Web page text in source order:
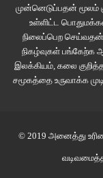
முன்னெடுப்பதன்
உள்ளிட்ட
நிலைப்பெற
நிகழ்வுகள் பங்கேற்க
இலக்கியம், கலை
சமூகத்தை உருவாக்க
© 2019 அனைத்து